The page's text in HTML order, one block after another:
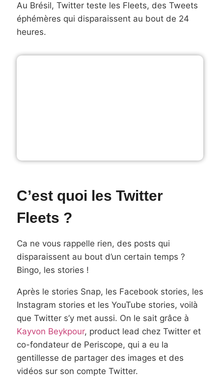
Au Brésil, Twitter teste les Fleets, des Tweets
éphémères qui disparaissent au bout de 24
heures.
C’est quoi les Twitter
Fleets ?
Ca ne vous rappelle rien, des posts qui
disparaissent au bout d’un certain temps ?
Bingo, les stories !
Après le stories Snap, les Facebook stories, les
Instagram stories et les YouTube stories, voilà
que Twitter s’y met aussi. On le sait grâce à
Kayvon Beykpour, product lead chez Twitter et
co-fondateur de Periscope, qui a eu la
gentillesse de partager des images et des
vidéos sur son compte Twitter.